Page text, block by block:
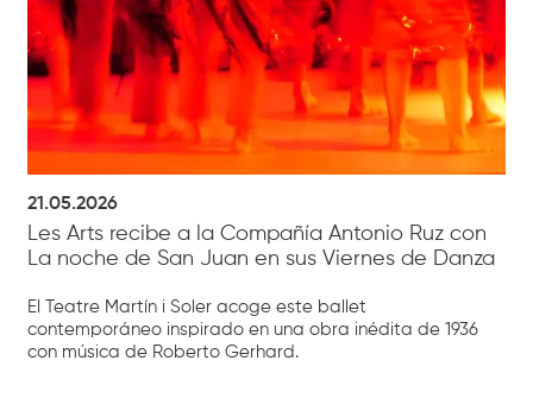
21.05.2026
Les Arts recibe a la Compañía Antonio Ruz con
La noche de San Juan en sus Viernes de Danza
El Teatre Martín i Soler acoge este ballet
contemporáneo inspirado en una obra inédita de 1936
con música de Roberto Gerhard.